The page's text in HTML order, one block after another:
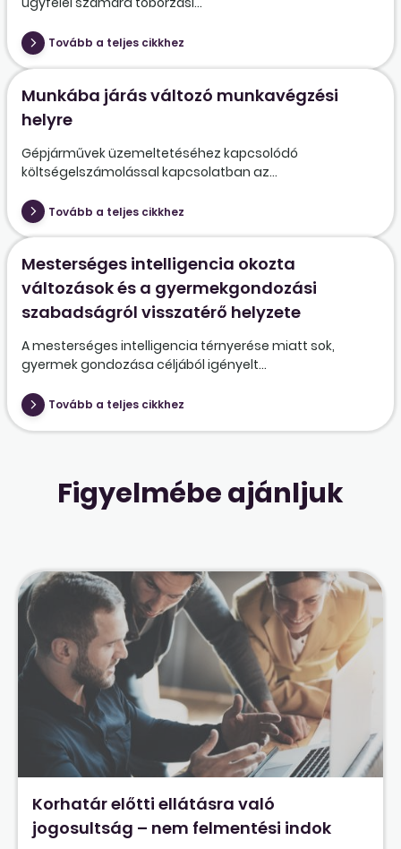
Tovább a teljes cikkhez
Munkába járás változó munkavégzési
helyre
Gépjárművek üzemeltetéséhez kapcsolódó
költségelszámolással kapcsolatban az...
Tovább a teljes cikkhez
Mesterséges intelligencia okozta
változások és a gyermekgondozási
szabadságról visszatérő helyzete
A mesterséges intelligencia térnyerése miatt sok,
gyermek gondozása céljából igényelt...
Tovább a teljes cikkhez
Figyelmébe ajánljuk
Korhatár előtti ellátásra való
jogosultság – nem felmentési indok